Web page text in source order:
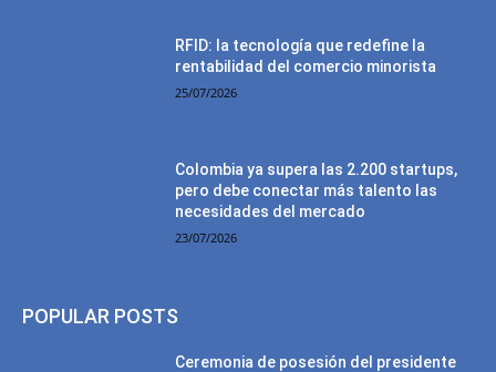
RFID: la tecnología que redefine la
rentabilidad del comercio minorista
25/07/2026
Colombia ya supera las 2.200 startups,
pero debe conectar más talento las
necesidades del mercado
23/07/2026
POPULAR POSTS
Ceremonia de posesión del presidente